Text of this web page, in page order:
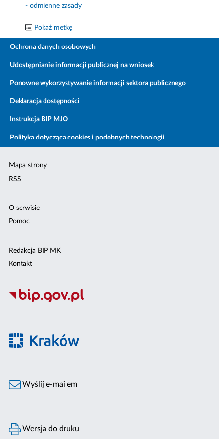
- odmienne zasady
Pokaż metkę
Ochrona danych osobowych
Udostępnianie informacji publicznej na wniosek
Ponowne wykorzystywanie informacji sektora publicznego
Deklaracja dostępności
Instrukcja BIP MJO
Polityka dotycząca cookies i podobnych technologii
Mapa strony
RSS
O serwisie
Pomoc
Redakcja BIP MK
Kontakt
Wyślij e-mailem
Wersja do druku